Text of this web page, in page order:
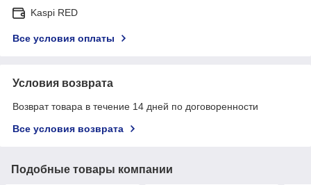
Kaspi RED
Все условия оплаты
Условия возврата
Возврат товара в течение 14 дней по договоренности
Все условия возврата
Подобные товары компании